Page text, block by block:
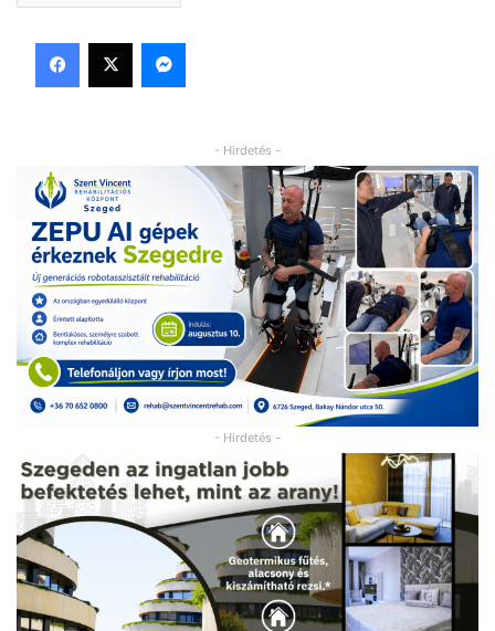
Facebook
X Messenger
- Hirdetés -
- Hirdetés -